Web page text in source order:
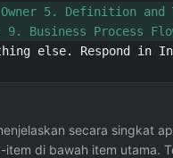
5. Definition and
Business Process
else. Respond in
secara singkat
di bawah item utama.